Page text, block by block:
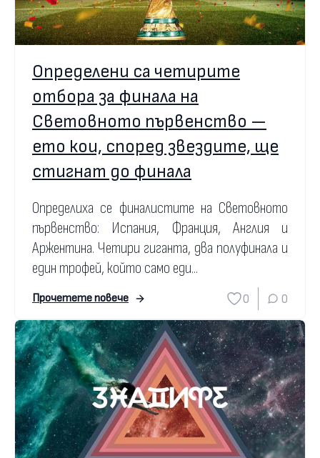
Определени са четирите
отбора за финала на
Световното първенство —
ето кои, според звездите, ще
стигнат до финала
Определиха се финалистите на Световното
първенство: Испания, Франция, Англия и
Аржентина. Четири гиганта, два полуфинала и
един трофей, който само еди...
Прочетете повече 0 0